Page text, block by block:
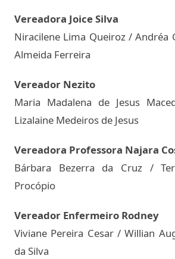
Vereadora Joice Silva
Niracilene Lima Queiroz / Andréa
Almeida Ferreira
Vereador Nezito
Maria Madalena de Jesus
Lizalaine Medeiros de Jesus
Vereadora Professora Najara
Bárbara Bezerra da Cruz /
Procópio
Vereador Enfermeiro Rodney
Viviane Pereira Cesar / Willian
da Silva